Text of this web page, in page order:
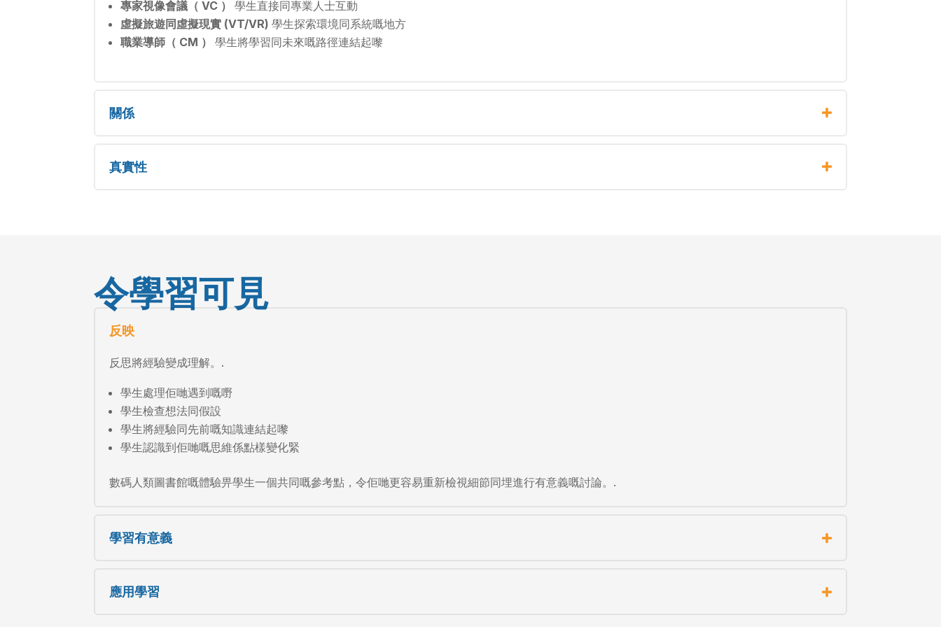
專家視像會議（ VC ）
學生直接同專業人士互動
虛擬旅遊同虛擬現實 (VT/VR) 學生探索環境同系統嘅地方
職業導師（ CM ）
學生將學習同未來嘅路徑連結起嚟
關係
真實性
令學習可見
反映
反思將經驗變成理解。.
學生處理佢哋遇到嘅嘢
學生檢查想法同假設
學生將經驗同先前嘅知識連結起嚟
學生認識到佢哋嘅思維係點樣變化緊
數碼人類圖書館嘅體驗畀學生一個共同嘅參考點，令佢哋更容易重新檢視細節同埋進行有意義嘅討論。.
學習有意義
應用學習